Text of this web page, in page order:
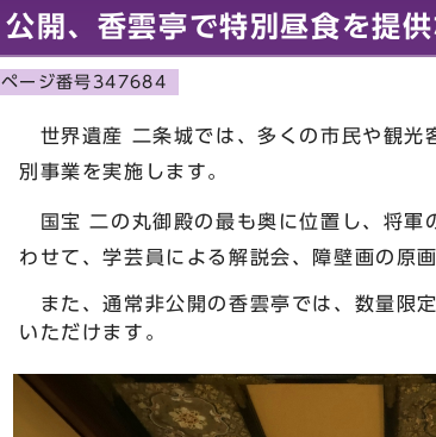
公開、香雲亭で特別昼食を提
ページ番号347684
世界遺産 二条城では、多くの市民や観光
別事業を実施します。
国宝 二の丸御殿の最も奥に位置し、将軍
わせて、学芸員による解説会、障壁画の原
また、通常非公開の香雲亭では、数量限
いただけます。